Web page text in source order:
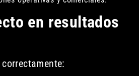
en resultados